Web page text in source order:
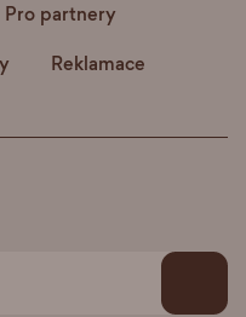
Pro partnery
Reklamace